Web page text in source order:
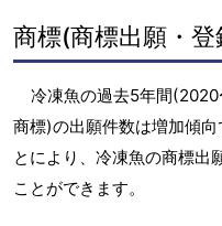
商標(商標出願・
冷凍魚の過去5年間
商標)の出願件数は増加傾
とにより、冷凍魚の商標出
ことができます。